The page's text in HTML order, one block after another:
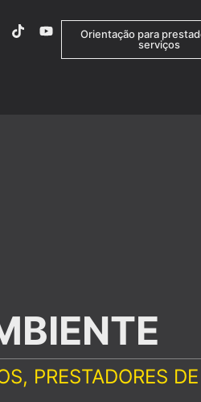
Orientação para
serviços
PRESTADORES